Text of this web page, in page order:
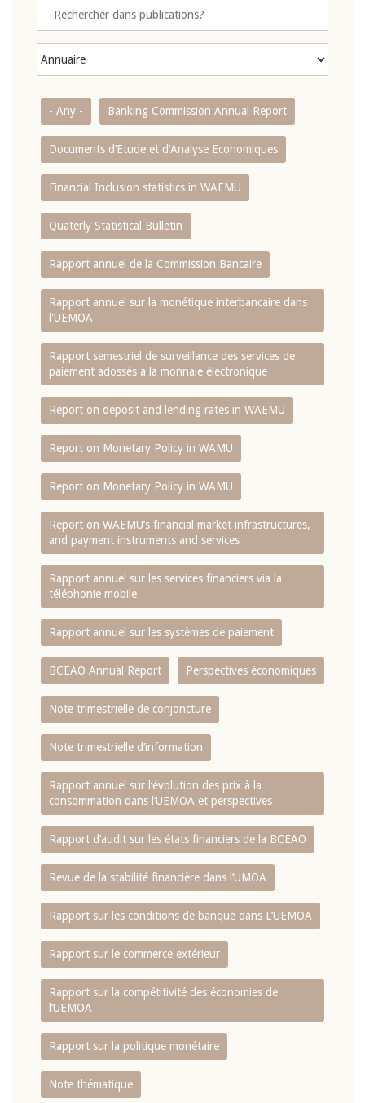
- Any - Banking Commission Annual Report
Documents d’Etude et d’Analyse Economiques
Financial Inclusion statistics in WAEMU
Quaterly Statistical Bulletin
Rapport annuel de la Commission Bancaire
Rapport annuel sur la monétique interbancaire dans
l'UEMOA
Rapport semestriel de surveillance des services de
paiement adossés à la monnaie électronique
Report on deposit and lending rates in WAEMU
Report on Monetary Policy in WAMU
Report on Monetary Policy in WAMU
Report on WAEMU’s financial market infrastructures,
and payment instruments and services
Rapport annuel sur les services financiers via la
téléphonie mobile
Rapport annuel sur les systèmes de paiement
BCEAO Annual Report Perspectives économiques
Note trimestrielle de conjoncture
Note trimestrielle d‘information
Rapport annuel sur l‘évolution des prix à la
consommation dans l‘UEMOA et perspectives
Rapport d‘audit sur les états financiers de la BCEAO
Revue de la stabilité financière dans l‘UMOA
Rapport sur les conditions de banque dans L‘UEMOA
Rapport sur le commerce extérieur
Rapport sur la compétitivité des économies de
l‘UEMOA
Rapport sur la politique monétaire
Note thématique